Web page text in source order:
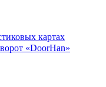
картах
«DoorHan»